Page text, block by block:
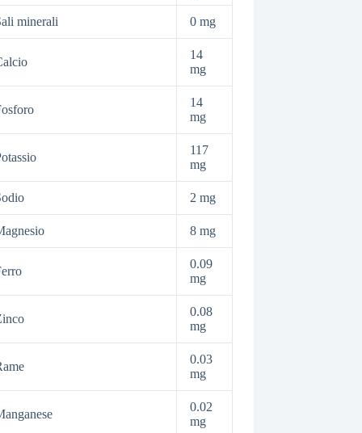
minerali 0 mg
14
mg
14
mg
117
mg
2 mg
8 mg
0.09
mg
0.08
mg
0.03
mg
0.02
mg